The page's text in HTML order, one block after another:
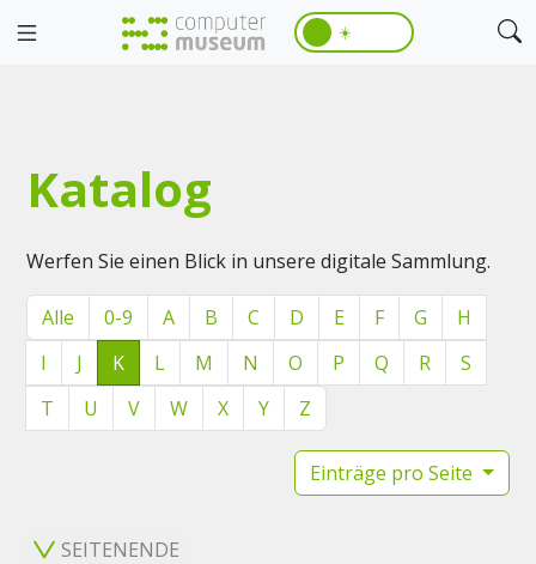
☀️
Katalog
Werfen Sie einen Blick in unsere digitale Sammlung.
Alle 0-9 A B C D E F G
H
I
J K L M N O P Q R
S
T
U V W X Y Z
Einträge pro Seite
SEITENENDE